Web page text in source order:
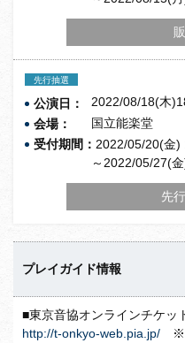
先行抽選
公演日：
2022/08/18(木
会場：
国立能楽堂
受付期間： 2022/05/20(金)
～2022/05/27(
先
プレイガイド情報
■東京音協オンラインチケッ
http://t-onkyo-web.pia.jp/